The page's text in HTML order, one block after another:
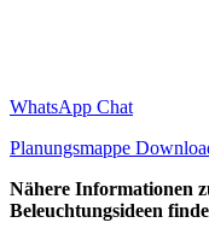
WhatsApp Chat
Planungsmappe
Nähere Informationen
Beleuchtungsideen